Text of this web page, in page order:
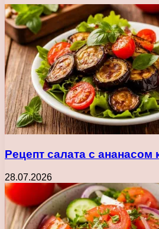
Рецепт салата с
28.07.2026